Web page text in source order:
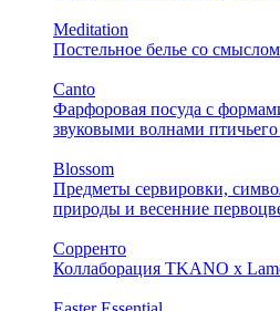
Meditation
Постельное белье со
Canto
Фарфоровая посуда с
звуковыми волнами
Blossom
Предметы сервировки,
природы и весенние
Сорренто
Коллаборация TKANO х